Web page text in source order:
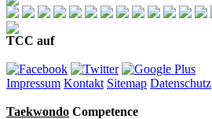
TCC auf
Impressum Kontakt Sitemap Datenschutz
Taekwondo Competence